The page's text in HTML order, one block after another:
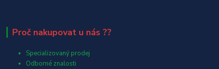
Proč nakupovat u nás ??
Specializovaný prodej
Odborné znalosti